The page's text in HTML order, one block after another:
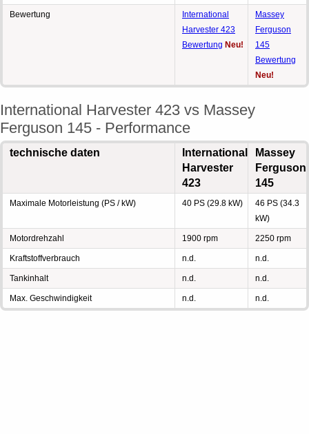
Bewertung
International
Harvester 423
Bewertung Neu!
Massey
Ferguson
145
Bewertung
Neu!
International Harvester 423 vs Massey
Ferguson 145 - Performance
technische daten
International
Harvester
423
Massey
Ferguson
145
Maximale Motorleistung (PS / kW) 40 PS (29.8 kW)
46 PS (34.3
kW)
Motordrehzahl 1900 rpm 2250 rpm
Kraftstoffverbrauch n.d. n.d.
Tankinhalt n.d. n.d.
Max. Geschwindigkeit n.d. n.d.